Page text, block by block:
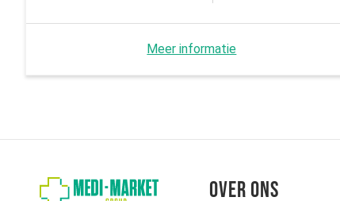
Meer informatie
Over ons